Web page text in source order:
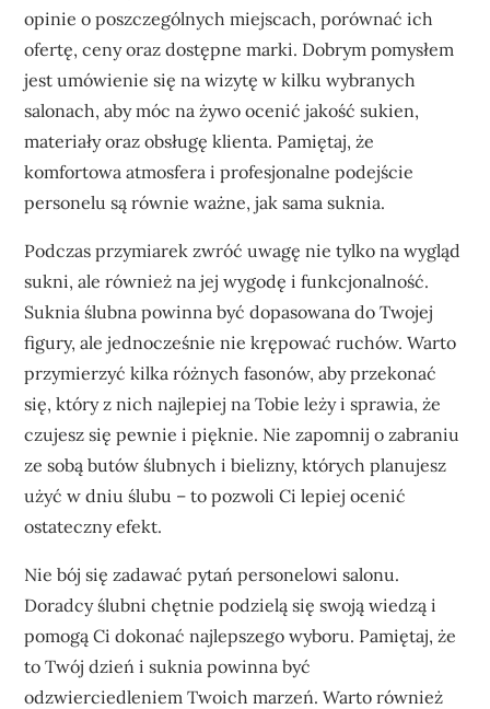
opinie o poszczególnych miejscach, porównać ich
ofertę, ceny oraz dostępne marki. Dobrym pomysłem
jest umówienie się na wizytę w kilku wybranych
salonach, aby móc na żywo ocenić jakość sukien,
materiały oraz obsługę klienta. Pamiętaj, że
komfortowa atmosfera i profesjonalne podejście
personelu są równie ważne, jak sama suknia.
Podczas przymiarek zwróć uwagę nie tylko na wygląd
sukni, ale również na jej wygodę i funkcjonalność.
Suknia ślubna powinna być dopasowana do Twojej
figury, ale jednocześnie nie krępować ruchów. Warto
przymierzyć kilka różnych fasonów, aby przekonać
się, który z nich najlepiej na Tobie leży i sprawia, że
czujesz się pewnie i pięknie. Nie zapomnij o zabraniu
ze sobą butów ślubnych i bielizny, których planujesz
użyć w dniu ślubu – to pozwoli Ci lepiej ocenić
ostateczny efekt.
Nie bój się zadawać pytań personelowi salonu.
Doradcy ślubni chętnie podzielą się swoją wiedzą i
pomogą Ci dokonać najlepszego wyboru. Pamiętaj, że
to Twój dzień i suknia powinna być
odzwierciedleniem Twoich marzeń. Warto również